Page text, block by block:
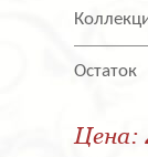
Остаток
Цена: